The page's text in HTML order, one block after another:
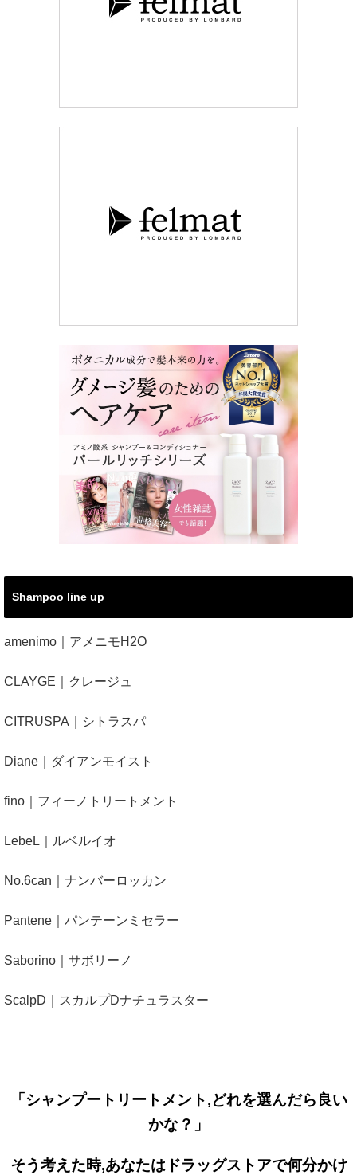
Shampoo line up
amenimo｜アメニモH2O
CLAYGE｜クレージュ
CITRUSPA｜シトラスパ
Diane｜ダイアンモイスト
fino｜フィーノトリートメント
LebeL｜ルベルイオ
No.6can｜ナンバーロッカン
Pantene｜パンテーンミセラー
Saborino｜サボリーノ
ScalpD｜スカルプDナチュラスター
「シャンプートリートメント,どれを選んだら良い
かな？」
そう考えた時,あなたは ドラッグストアで何分かけ